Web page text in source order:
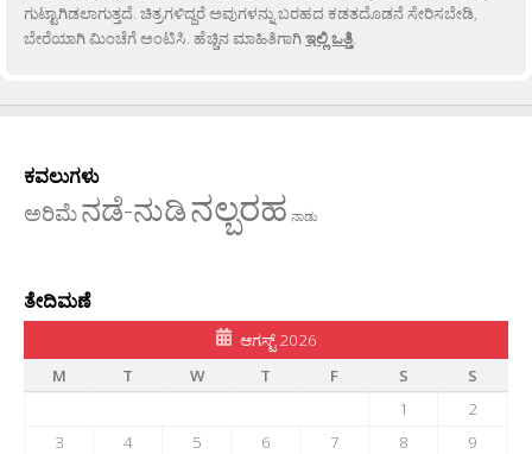
ಗುಟ್ಟಾಗಿಡಲಾಗುತ್ತದೆ. ಚಿತ್ರಗಳಿದ್ದರೆ ಅವುಗಳನ್ನು ಬರಹದ ಕಡತದೊಡನೆ ಸೇರಿಸಬೇಡಿ,
ಬೇರೆಯಾಗಿ ಮಿಂಚೆಗೆ ಅಂಟಿಸಿ. ಹೆಚ್ಚಿನ ಮಾಹಿತಿಗಾಗಿಇಲ್ಲಿ ಒತ್ತಿ.
ಕವಲುಗಳು
ಅರಿಮೆನಡೆ-ನುಡಿನಲ್ಬರಹ ನಾಡು
ತೇದಿಮಣೆ
ಆಗಸ್ಟ್ 2026
M
T W T F S
S
1
2
3
4 5 6 7 8
9